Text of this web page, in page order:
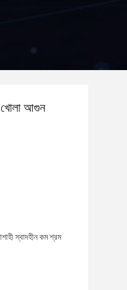
খোলা আগুন
স্বাদহীন কম শ্রম